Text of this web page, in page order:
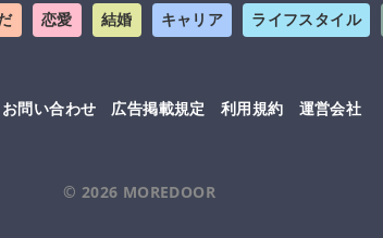
恋愛 結婚 キャリア ライフスタイル
お問い合わせ 広告掲載規定 利用規約 運営会社
© 2026 MOREDOOR